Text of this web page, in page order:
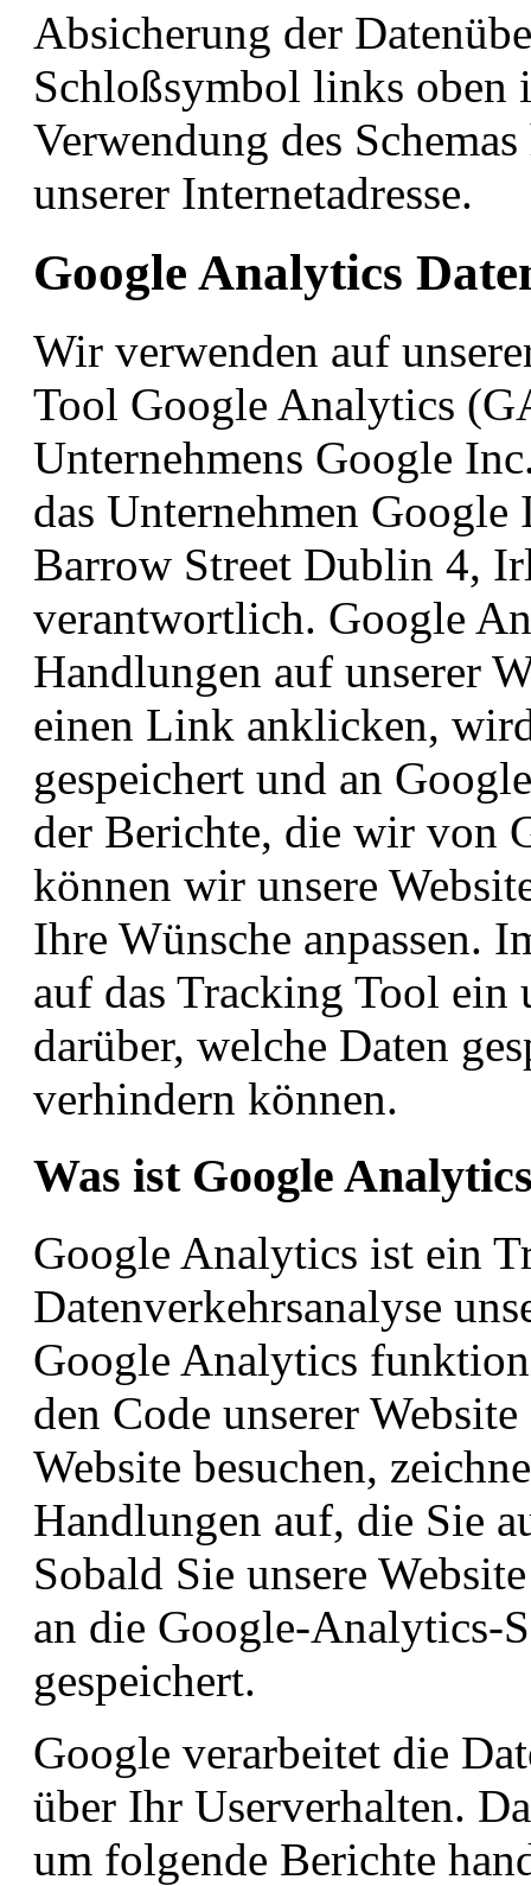
Absicherung der
Schloßsymbol links oben
Verwendung des
unserer Internetadresse.
Google Analytics
Wir verwenden auf
Tool Google Analytics
Unternehmens Google
das Unternehmen
Barrow Street Dublin 4,
verantwortlich. Google
Handlungen auf unserer
einen Link anklicken,
gespeichert und an
der Berichte, die wir von
können wir unsere
Ihre Wünsche anpassen.
auf das Tracking Tool
darüber, welche Daten
verhindern können.
Was ist Google
Google Analytics ist ein
Datenverkehrsanalyse
Google Analytics
den Code unserer
Website besuchen,
Handlungen auf, die Sie
Sobald Sie unsere
an die Google-Analytics-
gespeichert.
Google verarbeitet die
über Ihr Userverhalten.
um folgende Berichte